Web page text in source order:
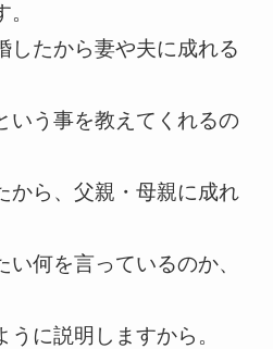
したから妻や夫に成れる
いう事を教えてくれるの
から、父親・母親に成れ
何を言っているのか、
に説明しますから。